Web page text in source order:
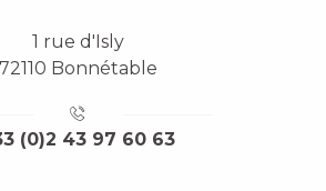
1 rue d'Isly
72110 Bonnétable
(0)2 43 97 60 63